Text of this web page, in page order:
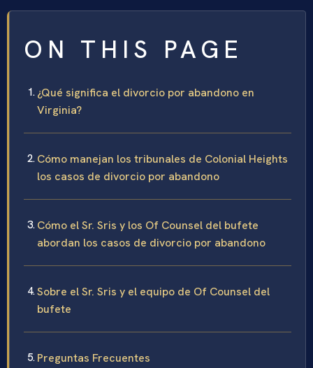
ON THIS PAGE
¿Qué significa el divorcio por abandono en
Virginia?
Cómo manejan los tribunales de Colonial Heights
los casos de divorcio por abandono
Cómo el Sr. Sris y los Of Counsel del bufete
abordan los casos de divorcio por abandono
Sobre el Sr. Sris y el equipo de Of Counsel del
bufete
Preguntas Frecuentes